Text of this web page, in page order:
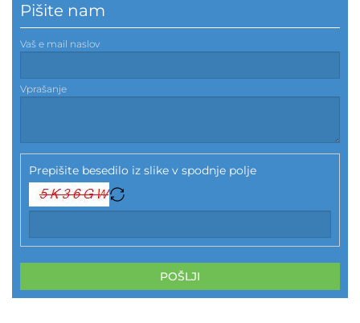
Pišite nam
Vaš e mail naslov
Vprašanje
Prepišite besedilo iz slike v spodnje polje
POŠLJI